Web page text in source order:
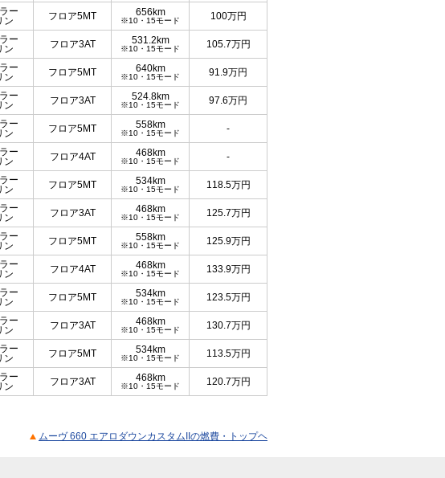
ー
ン
フロア5MT 656km
※10・15モード 100万円
ー
ン
フロア3AT 531.2km
※10・15モード 105.7万円
ー
ン
フロア5MT 640km
※10・15モード 91.9万円
ー
ン
フロア3AT 524.8km
※10・15モード 97.6万円
ー
ン
フロア5MT 558km
※10・15モード -
ー
ン
フロア4AT 468km
※10・15モード -
ー
ン
フロア5MT 534km
※10・15モード 118.5万円
ー
ン
フロア3AT 468km
※10・15モード 125.7万円
ー
ン
フロア5MT 558km
※10・15モード 125.9万円
ー
ン
フロア4AT 468km
※10・15モード 133.9万円
ー
ン
フロア5MT 534km
※10・15モード 123.5万円
ー
ン
フロア3AT 468km
※10・15モード 130.7万円
ー
ン
フロア5MT 534km
※10・15モード 113.5万円
ー
ン
フロア3AT 468km
※10・15モード 120.7万円
ムーヴ 660 エアロダウンカスタムIIの燃費・トップヘ